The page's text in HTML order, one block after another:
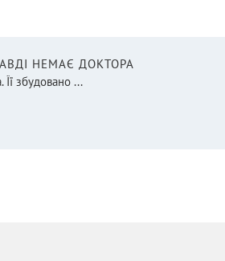
НЕМАЄ ДОКТОРА
збудовано ...